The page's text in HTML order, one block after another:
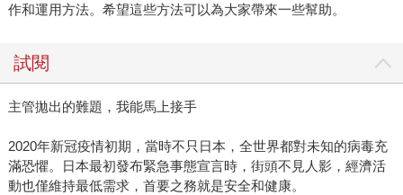
作和運用方法。希望這些方法可以為大家帶來一些幫助。
試閱
主管拋出的難題，我能馬上接手
2020年新冠疫情初期，當時不只日本，全世界都對未知的病毒充
滿恐懼。日本最初發布緊急事態宣言時，街頭不見人影，經濟活
動也僅維持最低需求，首要之務就是安全和健康。